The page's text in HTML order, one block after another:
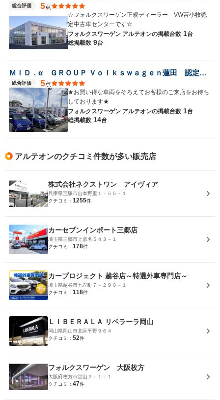
総合評価 5点
☆フォルクスワーゲン正規ディーラー VW苫小牧認
定中古車センターです☆
フォルクスワーゲン アルテオンの掲載台数 1台
総掲載数 9台
ＭＩＤ．α ＧＲＯＵＰ Ｖｏｌｋｓｗａｇｅｎ蓮田 認定中古車コーナー／株式会社ＭＩＤ
総合評価 5点
★お買い得な車両をそろえてお客様のご来店をお待ち
しております★
フォルクスワーゲン アルテオンの掲載台数 1台
総掲載数 14台
アルテオンのクチコミ件数が多い販売店
株式会社ネクストワン アイヴィア
兵庫県宝塚市山本野里１－５５－１
クチコミ： 1255件
カーセブンインポート三郷店
埼玉県三郷市上彦名５４３－１
クチコミ： 178件
カープロジェクト 越谷店～特選外車専門店～
埼玉県越谷市七左町７－２９０－１
クチコミ： 118件
ＬＩＢＥＲＡＬＡ リベラーラ岡山
岡山県岡山市北区平野９６４
クチコミ： 52件
フォルクスワーゲン 大阪枚方
大阪府枚方市堂山２－１－１
クチコミ： 47件